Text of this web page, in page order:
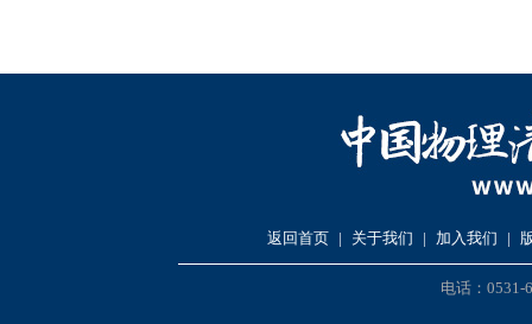
返回首页 | 关于我们 | 加入我们 |
电话：